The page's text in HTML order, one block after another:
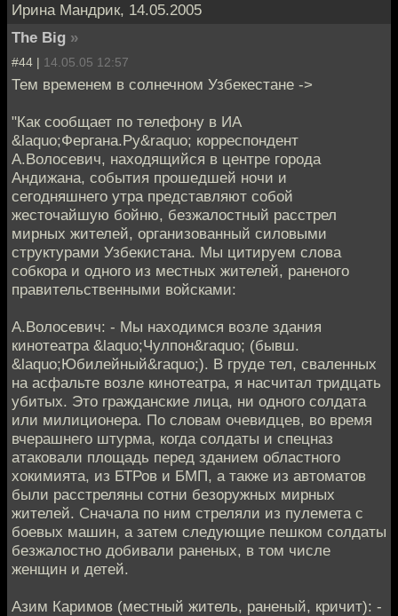
Ирина Мандрик, 14.05.2005
The Big »
#44 | 14.05.05 12:57
Тем временем в солнечном Узбекестане ->
"Как сообщает по телефону в ИА
&laquo;Фергана.Ру&raquo; корреспондент
А.Волосевич, находящийся в центре города
Андижана, события прошедшей ночи и
сегодняшнего утра представляют собой
жесточайшую бойню, безжалостный расстрел
мирных жителей, организованный силовыми
структурами Узбекистана. Мы цитируем слова
собкора и одного из местных жителей, раненого
правительственными войсками:
А.Волосевич: - Мы находимся возле здания
кинотеатра &laquo;Чулпон&raquo; (бывш.
&laquo;Юбилейный&raquo;). В груде тел, сваленных
на асфальте возле кинотеатра, я насчитал тридцать
убитых. Это гражданские лица, ни одного солдата
или милиционера. По словам очевидцев, во время
вчерашнего штурма, когда солдаты и спецназ
атаковали площадь перед зданием областного
хокимията, из БТРов и БМП, а также из автоматов
были расстреляны сотни безоружных мирных
жителей. Сначала по ним стреляли из пулемета с
боевых машин, а затем следующие пешком солдаты
безжалостно добивали раненых, в том числе
женщин и детей.
Азим Каримов (местный житель, раненый, кричит): -